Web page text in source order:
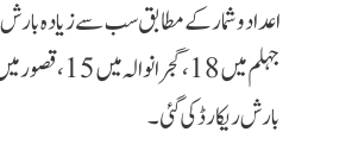
بارش ریکارڈ کی گئی۔